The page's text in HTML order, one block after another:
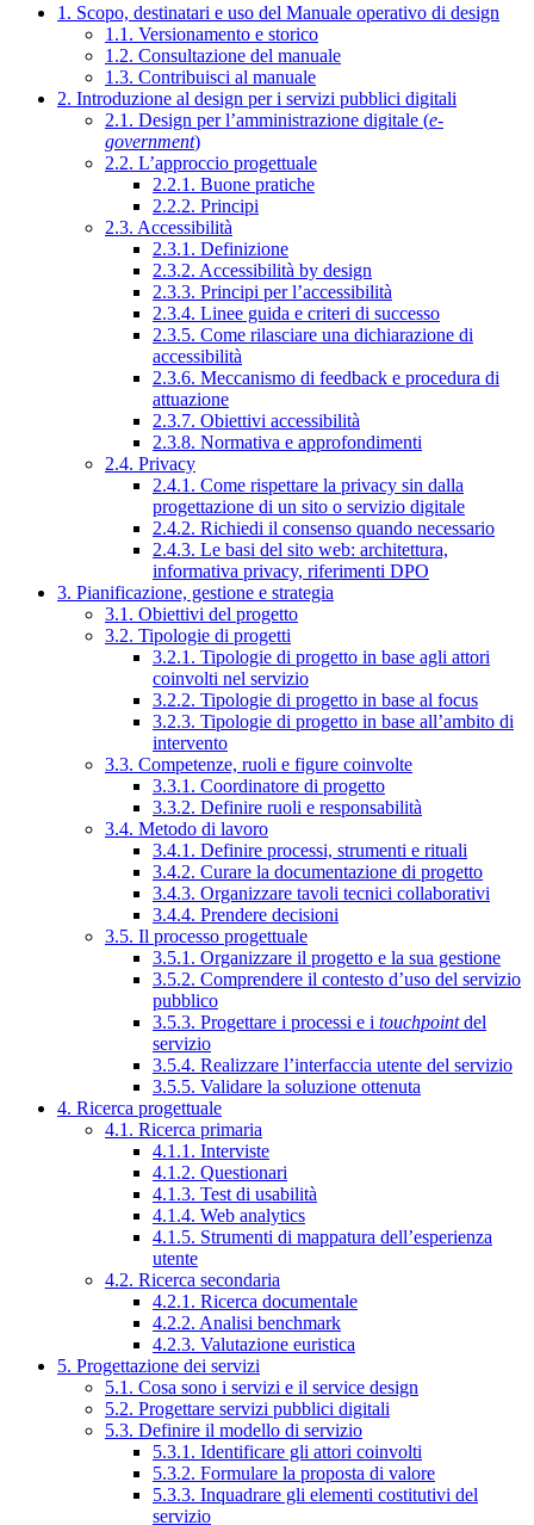
1. Scopo, destinatari e uso del Manuale operativo di design
1.1. Versionamento e storico
1.2. Consultazione del manuale
1.3. Contribuisci al manuale
2. Introduzione al design per i servizi pubblici digitali
2.1. Design per l’amministrazione digitale (e-
government)
2.2. L’approccio progettuale
2.2.1. Buone pratiche
2.2.2. Principi
2.3. Accessibilità
2.3.1. Definizione
2.3.2. Accessibilità by design
2.3.3. Principi per l’accessibilità
2.3.4. Linee guida e criteri di successo
2.3.5. Come rilasciare una dichiarazione di
accessibilità
2.3.6. Meccanismo di feedback e procedura di
attuazione
2.3.7. Obiettivi accessibilità
2.3.8. Normativa e approfondimenti
2.4. Privacy
2.4.1. Come rispettare la privacy sin dalla
progettazione di un sito o servizio digitale
2.4.2. Richiedi il consenso quando necessario
2.4.3. Le basi del sito web: architettura,
informativa privacy, riferimenti DPO
3. Pianificazione, gestione e strategia
3.1. Obiettivi del progetto
3.2. Tipologie di progetti
3.2.1. Tipologie di progetto in base agli attori
coinvolti nel servizio
3.2.2. Tipologie di progetto in base al focus
3.2.3. Tipologie di progetto in base all’ambito di
intervento
3.3. Competenze, ruoli e figure coinvolte
3.3.1. Coordinatore di progetto
3.3.2. Definire ruoli e responsabilità
3.4. Metodo di lavoro
3.4.1. Definire processi, strumenti e rituali
3.4.2. Curare la documentazione di progetto
3.4.3. Organizzare tavoli tecnici collaborativi
3.4.4. Prendere decisioni
3.5. Il processo progettuale
3.5.1. Organizzare il progetto e la sua gestione
3.5.2. Comprendere il contesto d’uso del servizio
pubblico
3.5.3. Progettare i processi e i touchpointdel
servizio
3.5.4. Realizzare l’interfaccia utente del servizio
3.5.5. Validare la soluzione ottenuta
4. Ricerca progettuale
4.1. Ricerca primaria
4.1.1. Interviste
4.1.2. Questionari
4.1.3. Test di usabilità
4.1.4. Web analytics
4.1.5. Strumenti di mappatura dell’esperienza
utente
4.2. Ricerca secondaria
4.2.1. Ricerca documentale
4.2.2. Analisi benchmark
4.2.3. Valutazione euristica
5. Progettazione dei servizi
5.1. Cosa sono i servizi e il service design
5.2. Progettare servizi pubblici digitali
5.3. Definire il modello di servizio
5.3.1. Identificare gli attori coinvolti
5.3.2. Formulare la proposta di valore
5.3.3. Inquadrare gli elementi costitutivi del
servizio